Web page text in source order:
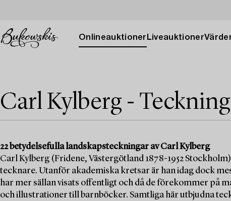
Onlineauktioner Liveauktioner
Carl Kylberg -
22 betydelsefulla landskapsteckningar av Carl Kylberg
Carl Kylberg (Fridene, Västergötland 1878-1952
tecknare. Utanför akademiska kretsar är han idag dock
har mer sällan visats offentligt och då de förekommer på
och illustrationer till barnböcker. Samtliga här utbjudna